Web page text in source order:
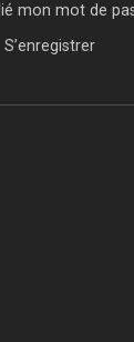
mon mot de
S’enregistrer